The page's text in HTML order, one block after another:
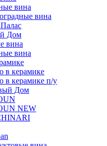
вина
вина
Дом
вина
вина
в керамике
в керамике п/у
Дом
NEW